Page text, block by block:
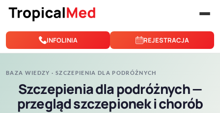
Przejdź do treści
INFOLINIA REJESTRACJA
BAZA WIEDZY · SZCZEPIENIA DLA PODRÓŻNYCH
Szczepienia dla podróżnych —
przegląd szczepionek i chorób